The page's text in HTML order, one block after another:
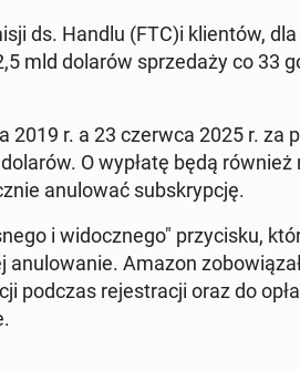
ds. Handlu (FTC)i klien­tów, dla
mld dolarów sprze­da­ży co 33
2019 r. a 23 czerwca 2025 r. za
O wypłatę będą również
anu­lo­wać sub­skryp­cję.
i wi­docz­ne­go" przy­ci­sku,
Amazon
podczas re­je­stra­cji oraz do